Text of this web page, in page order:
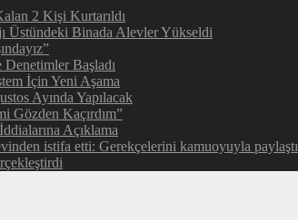
2 Kişi Kurtarıldı
Üstündeki Binada Alevler Yükseldi
Başladı
İçin Yeni Aşama
Ayında Yapılacak
Gözden Kaçırdım”
Açıklama
istifa etti: Gerekçelerini kamuoyuyla paylaştı